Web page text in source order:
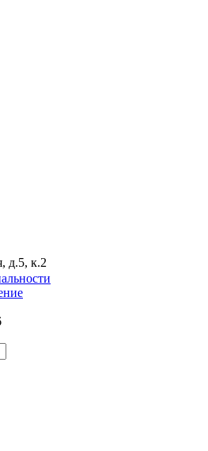
д.5, к.2